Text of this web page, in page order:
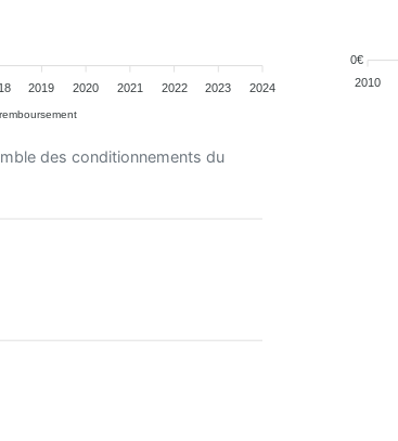
2019 2020 2021 2022 2023 2024
des conditionnements du
0€
2010